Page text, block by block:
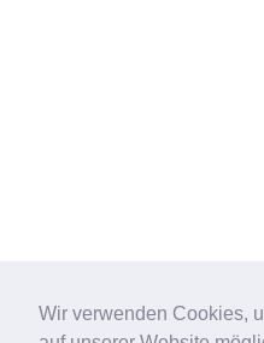
Wir verwenden Cookies,